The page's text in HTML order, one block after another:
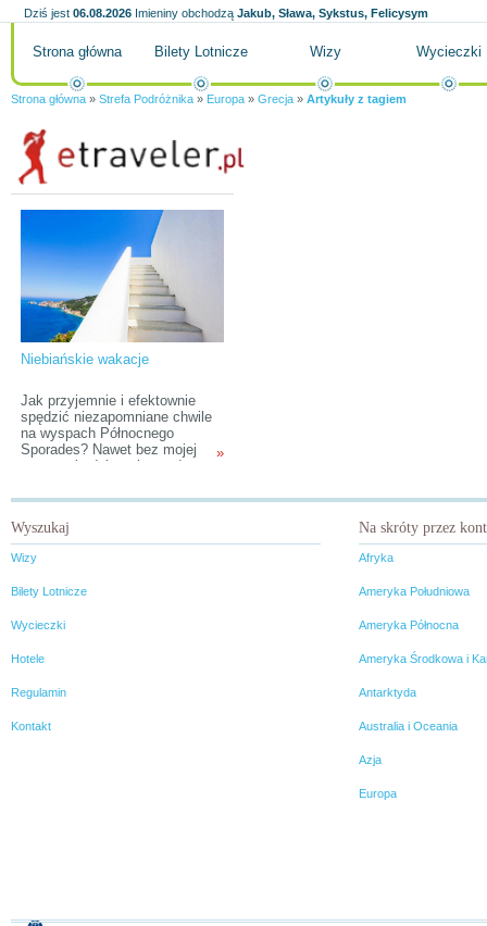
Dziś jest 06.08.2026 Imieniny obchodzą Jakub, Sława, Sykstus, Felicysym
Strona główna Bilety Lotnicze Wizy Wycieczki
Strona główna » Strefa Podróżnika » Europa » Grecja » Artykuły z tagiem
Niebiańskie wakacje
Jak przyjemnie i efektownie
spędzić niezapomniane chwile
na wyspach Północnego
Sporades? Nawet bez mojej
pomocy będzie to łatwe do
fotoreportażu będziecie pewni,
perfekcyjnego urlopu. Skiathos
oddycha nie tylko powietrzem
nasyconym jodem Morza
turystyką.
»
Wyszukaj
Wizy
Bilety Lotnicze
Wycieczki
Hotele
Regulamin
Kontakt
Na skróty przez
Afryka
Ameryka Południowa
Ameryka Północna
Ameryka Środkowa i
Antarktyda
Australia i Oceania
Azja
Europa